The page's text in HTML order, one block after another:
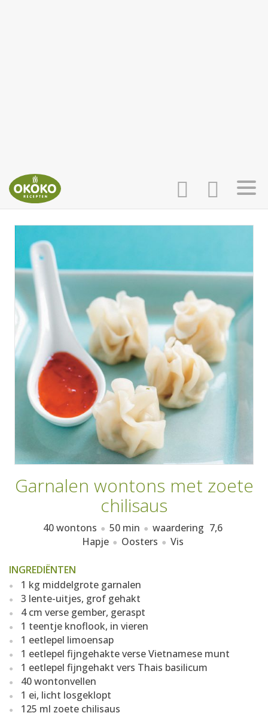
AANMELDEN
RECEPTEN
WEEKMENU'S
KOOKBOEKEN
Garnalen wontons met zoete
chilisaus
40 wontons 50 min waardering 7,6
Hapje
Oosters Vis
INGREDIËNTEN
1 kg middelgrote garnalen
3 lente-uitjes, grof gehakt
4 cm verse gember, geraspt
1 teentje knoflook, in vieren
1 eetlepel limoensap
1 eetlepel fijngehakte verse Vietnamese munt
1 eetlepel fijngehakt vers Thais basilicum
40 wontonvellen
1 ei, licht losgeklopt
125 ml zoete chilisaus